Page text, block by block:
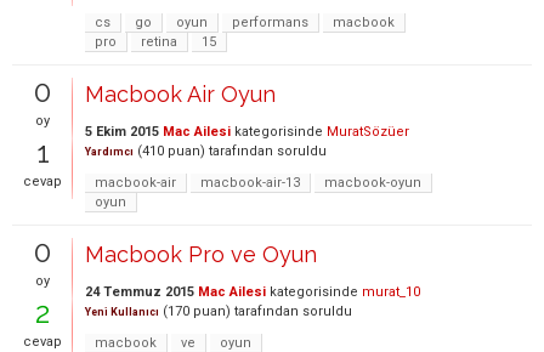
cs
go oyun performans
macbook
pro
retina 15
0
oy
1
cevap
Macbook Air Oyun
5 Ekim 2015 Mac Ailesi kategorisinde MuratSözüer
Yardımcı (410 puan) tarafından soruldu
macbook-air
macbook-air-13
macbook-oyun
oyun
0
oy
2
cevap
Macbook Pro ve Oyun
24 Temmuz 2015 Mac Ailesi kategorisinde murat_10
Yeni Kullanıcı (170 puan) tarafından soruldu
macbook
ve oyun